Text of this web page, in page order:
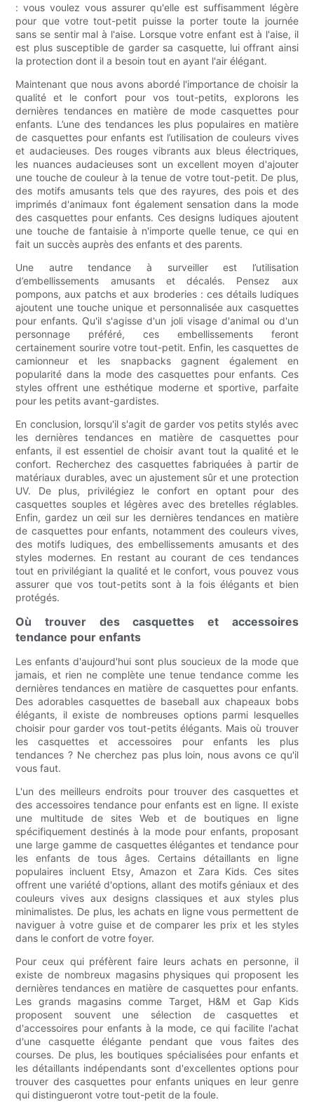
: vous voulez vous assurer qu'elle est suffisamment légère
pour que votre tout-petit puisse la porter toute la journée
sans se sentir mal à l'aise. Lorsque votre enfant est à l'aise, il
est plus susceptible de garder sa casquette, lui offrant ainsi
la protection dont il a besoin tout en ayant l'air élégant.
Maintenant que nous avons abordé l'importance de choisir la
qualité et le confort pour vos tout-petits, explorons les
dernières tendances en matière de mode casquettes pour
enfants. L’une des tendances les plus populaires en matière
de casquettes pour enfants est l’utilisation de couleurs vives
et audacieuses. Des rouges vibrants aux bleus électriques,
les nuances audacieuses sont un excellent moyen d'ajouter
une touche de couleur à la tenue de votre tout-petit. De plus,
des motifs amusants tels que des rayures, des pois et des
imprimés d'animaux font également sensation dans la mode
des casquettes pour enfants. Ces designs ludiques ajoutent
une touche de fantaisie à n'importe quelle tenue, ce qui en
fait un succès auprès des enfants et des parents.
Une autre tendance à surveiller est l’utilisation
d’embellissements amusants et décalés. Pensez aux
pompons, aux patchs et aux broderies : ces détails ludiques
ajoutent une touche unique et personnalisée aux casquettes
pour enfants. Qu'il s'agisse d'un joli visage d'animal ou d'un
personnage préféré, ces embellissements feront
certainement sourire votre tout-petit. Enfin, les casquettes de
camionneur et les snapbacks gagnent également en
popularité dans la mode des casquettes pour enfants. Ces
styles offrent une esthétique moderne et sportive, parfaite
pour les petits avant-gardistes.
En conclusion, lorsqu'il s'agit de garder vos petits stylés avec
les dernières tendances en matière de casquettes pour
enfants, il est essentiel de choisir avant tout la qualité et le
confort. Recherchez des casquettes fabriquées à partir de
matériaux durables, avec un ajustement sûr et une protection
UV. De plus, privilégiez le confort en optant pour des
casquettes souples et légères avec des bretelles réglables.
Enfin, gardez un œil sur les dernières tendances en matière
de casquettes pour enfants, notamment des couleurs vives,
des motifs ludiques, des embellissements amusants et des
styles modernes. En restant au courant de ces tendances
tout en privilégiant la qualité et le confort, vous pouvez vous
assurer que vos tout-petits sont à la fois élégants et bien
protégés.
Où trouver des casquettes et accessoires
tendance pour enfants
Les enfants d'aujourd'hui sont plus soucieux de la mode que
jamais, et rien ne complète une tenue tendance comme les
dernières tendances en matière de casquettes pour enfants.
Des adorables casquettes de baseball aux chapeaux bobs
élégants, il existe de nombreuses options parmi lesquelles
choisir pour garder vos tout-petits élégants. Mais où trouver
les casquettes et accessoires pour enfants les plus
tendances ? Ne cherchez pas plus loin, nous avons ce qu'il
vous faut.
L'un des meilleurs endroits pour trouver des casquettes et
des accessoires tendance pour enfants est en ligne. Il existe
une multitude de sites Web et de boutiques en ligne
spécifiquement destinés à la mode pour enfants, proposant
une large gamme de casquettes élégantes et tendance pour
les enfants de tous âges. Certains détaillants en ligne
populaires incluent Etsy, Amazon et Zara Kids. Ces sites
offrent une variété d'options, allant des motifs géniaux et des
couleurs vives aux designs classiques et aux styles plus
minimalistes. De plus, les achats en ligne vous permettent de
naviguer à votre guise et de comparer les prix et les styles
dans le confort de votre foyer.
Pour ceux qui préfèrent faire leurs achats en personne, il
existe de nombreux magasins physiques qui proposent les
dernières tendances en matière de casquettes pour enfants.
Les grands magasins comme Target, H&M et Gap Kids
proposent souvent une sélection de casquettes et
d'accessoires pour enfants à la mode, ce qui facilite l'achat
d'une casquette élégante pendant que vous faites des
courses. De plus, les boutiques spécialisées pour enfants et
les détaillants indépendants sont d'excellentes options pour
trouver des casquettes pour enfants uniques en leur genre
qui distingueront votre tout-petit de la foule.